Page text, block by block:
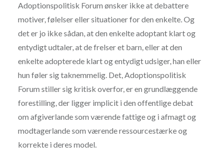
Adoptionspolitisk Forum ønsker ikke at debattere
motiver, følelser eller situationer for den enkelte. Og
det er jo ikke sådan, at den enkelte adoptant klart og
entydigt udtaler, at de frelser et barn, eller at den
enkelte adopterede klart og entydigt udsiger, han eller
hun føler sig taknemmelig. Det, Adoptionspolitisk
Forum stiller sig kritisk overfor, er en grundlæggende
forestilling, der ligger implicit i den offentlige debat
om afgiverlande som værende fattige og i afmagt og
modtagerlande som værende ressourcestærke og
korrekte i deres model.